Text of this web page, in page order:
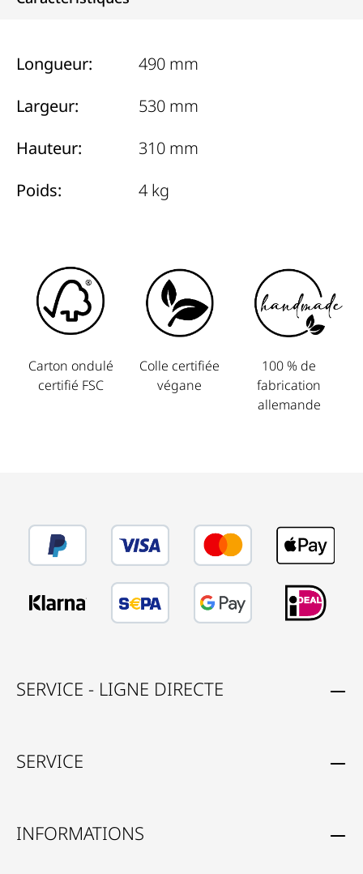
Longueur:
490 mm
Largeur:
530 mm
Hauteur:
310 mm
Poids:
4 kg
Carton ondulé
certifié FSC
Colle certifiée
végane
100 % de
fabrication
allemande
SERVICE - LIGNE DIRECTE
SERVICE
INFORMATIONS